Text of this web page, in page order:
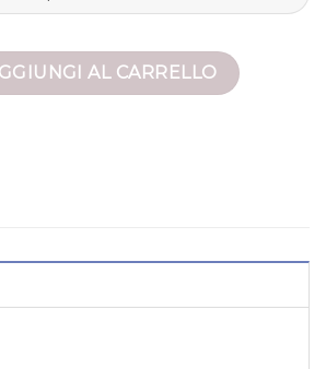
donna quantitàAL CARRELLO